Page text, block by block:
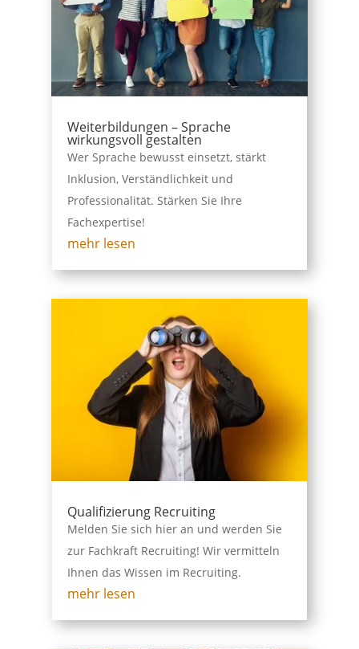
Weiterbildungen – Sprache
wirkungsvoll gestalten
Wer Sprache bewusst einsetzt, stärkt
Inklusion, Verständlichkeit und
Professionalität. Stärken Sie Ihre
Fachexpertise!
mehr lesen
Qualifizierung Recruiting
Melden Sie sich hier an und werden Sie
zur Fachkraft Recruiting! Wir vermitteln
Ihnen das Wissen im Recruiting.
mehr lesen